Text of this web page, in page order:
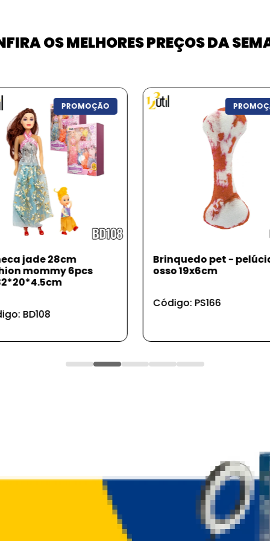
OS MELHORES PREÇOS DA
PROMOÇÃO
pet - pelúcia
19x6cm
Pote hermético c/ trava
indicador de data
Código: UD793